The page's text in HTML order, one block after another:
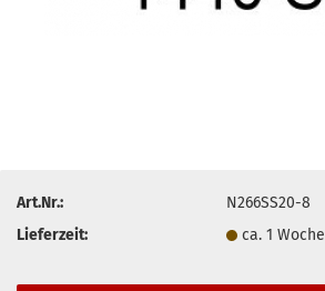
Art.Nr.:
N266SS20-8
Lieferzeit:
ca. 1